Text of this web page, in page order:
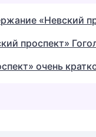
«Невский
проспект»
очень